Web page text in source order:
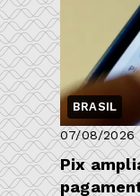
BRASIL
07/08/2026
Pix